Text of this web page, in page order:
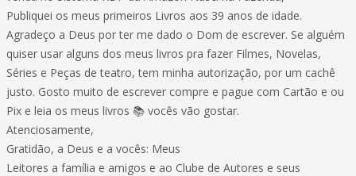
Publiquei os meus primeiros Livros aos 39 anos de idade.
Agradeço a Deus por ter me dado o Dom de escrever. Se alguém
quiser usar alguns dos meus livros pra fazer Filmes, Novelas,
Séries e Peças de teatro, tem minha autorização, por um cachê
justo. Gosto muito de escrever compre e pague com Cartão e ou
Pix e leia os meus livros 📚 vocês vão gostar.
Atenciosamente,
Gratidão, a Deus e a vocês: Meus
Leitores a família e amigos e ao Clube de Autores e seus